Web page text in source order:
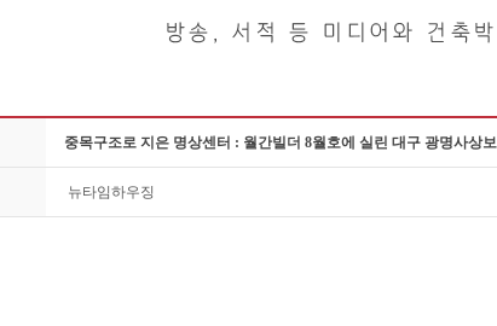
중목구조로 지은 명상센터 : 월간빌더 8월호에 실린 대구 광명사상
뉴타임하우징